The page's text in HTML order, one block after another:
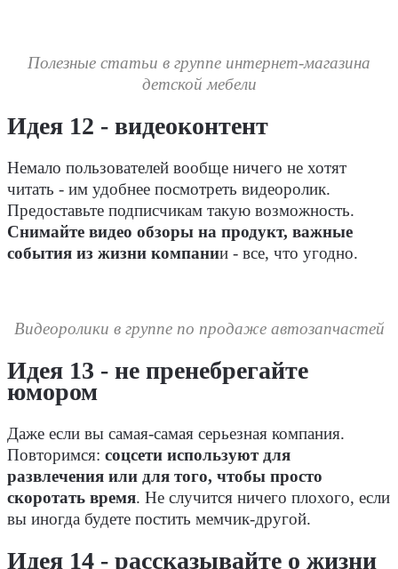
Полезные статьи в группе интернет-магазина
детской мебели
Идея 12 - видеоконтент
Немало пользователей вообще ничего не хотят
читать - им удобнее посмотреть видеоролик.
Предоставьте подписчикам такую возможность.
Снимайте видео обзоры на продукт, важные
события из жизни компании - все, что угодно.
Видеоролики в группе по продаже автозапчастей
Идея 13 - не пренебрегайте
юмором
Даже если вы самая-самая серьезная компания.
Повторимся: соцсети используют для
развлечения или для того, чтобы просто
скоротать время. Не случится ничего плохого, если
вы иногда будете постить мемчик-другой.
Идея 14 - рассказывайте о жизни